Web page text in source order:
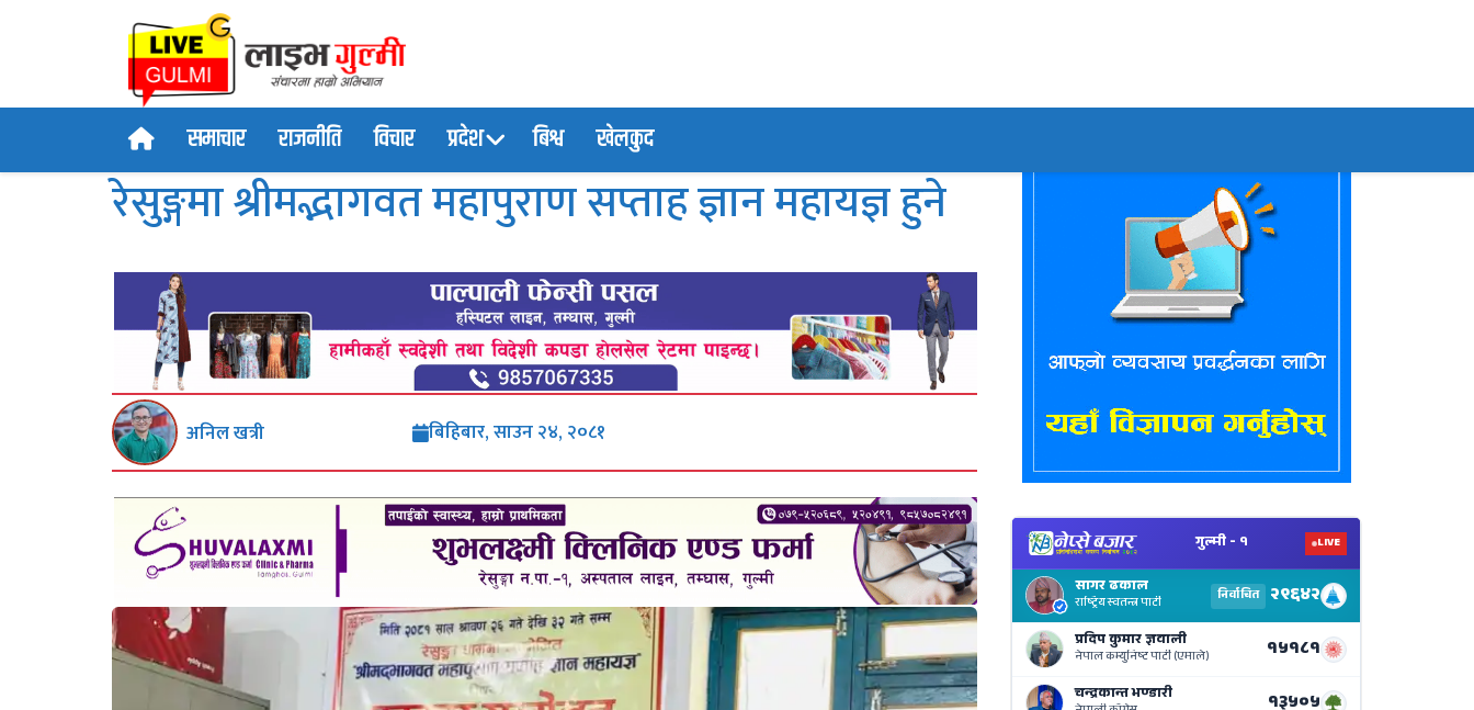
समाचार राजनीति विचार प्रदेश बिश्व खेलकुद
रेसुङ्गमा श्रीमद्भागवत महापुराण सप्ताह ज्ञान महायज्ञ हुने
अनिल खत्री बिहिबार, साउन २४, २०८१